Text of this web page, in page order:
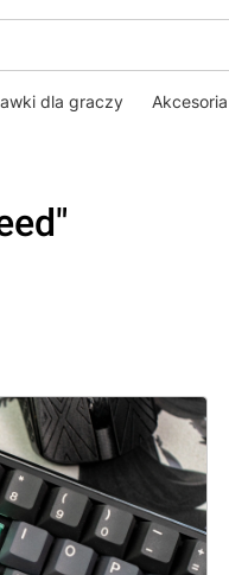
dla graczy